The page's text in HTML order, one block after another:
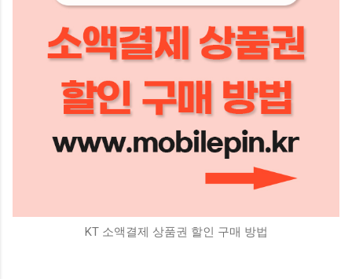
KT 소액결제 상품권 할인 구매 방법